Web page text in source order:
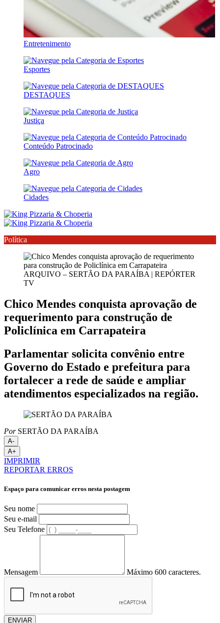
Entretenimento
Esportes
DESTAQUES
Justiça
Conteúdo Patrocinado
Agro
Cidades
Política
ARQUIVO – SERTÃO DA PARAÍBA | REPÓRTER
TV
Chico Mendes conquista aprovação de
requerimento para construção de
Policlínica em Carrapateira
Parlamentar solicita convênio entre
Governo do Estado e prefeitura para
fortalecer a rede de saúde e ampliar
atendimentos especializados na região.
PorSERTÃO DA PARAÍBA
A-
A+
IMPRIMIR
REPORTAR ERROS
Espaço para comunicar erros nesta postagem
Seu nome
Seu e-mail
Seu Telefone
Mensagem Máximo 600 caracteres.
ENVIAR